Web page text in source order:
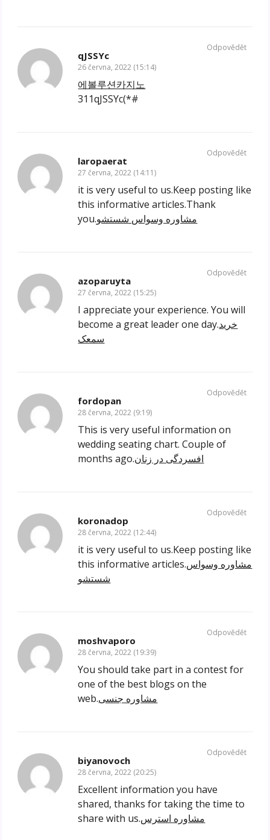
qJSSYc
26 června, 2022 (15:14)
에볼루션카지노
311qJSSYc(*#
Odpovědět
laropaerat
27 června, 2022 (14:11)
it is very useful to us.Keep posting like
this informative articles.Thank
you.مشاوره وسواس شستشو
Odpovědět
azoparuyta
27 června, 2022 (15:25)
I appreciate your experience. You will
become a great leader one day.خرید
سمعک
Odpovědět
fordopan
28 června, 2022 (9:19)
This is very useful information on
wedding seating chart. Couple of
months ago.افسردگی در زنان
Odpovědět
koronadop
28 června, 2022 (12:44)
it is very useful to us.Keep posting like
this informative articles.مشاوره وسواس
شستشو
Odpovědět
moshvaporo
28 června, 2022 (19:39)
You should take part in a contest for
one of the best blogs on the
web.مشاوره جنسی
Odpovědět
biyanovoch
28 června, 2022 (20:25)
Excellent information you have
shared, thanks for taking the time to
share with us.مشاوره استرس
Odpovědět